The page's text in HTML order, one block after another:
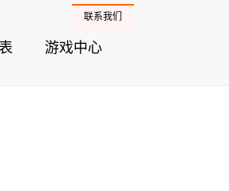
游戏中心
联系我们